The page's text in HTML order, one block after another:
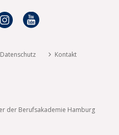
Datenschutz
Kontakt